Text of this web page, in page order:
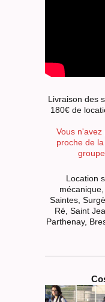
Livraison des
180€ de
Vous
proche de
Location
Saintes,
Ré, Saint
Parthenay,